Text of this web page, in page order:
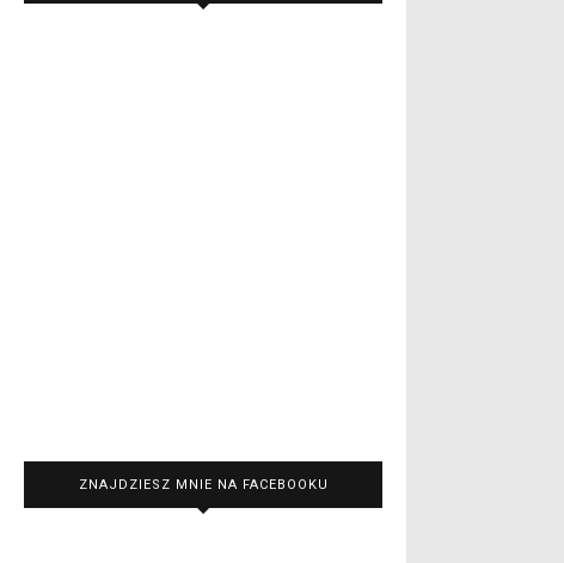
ZNAJDZIESZ MNIE NA FACEBOOKU